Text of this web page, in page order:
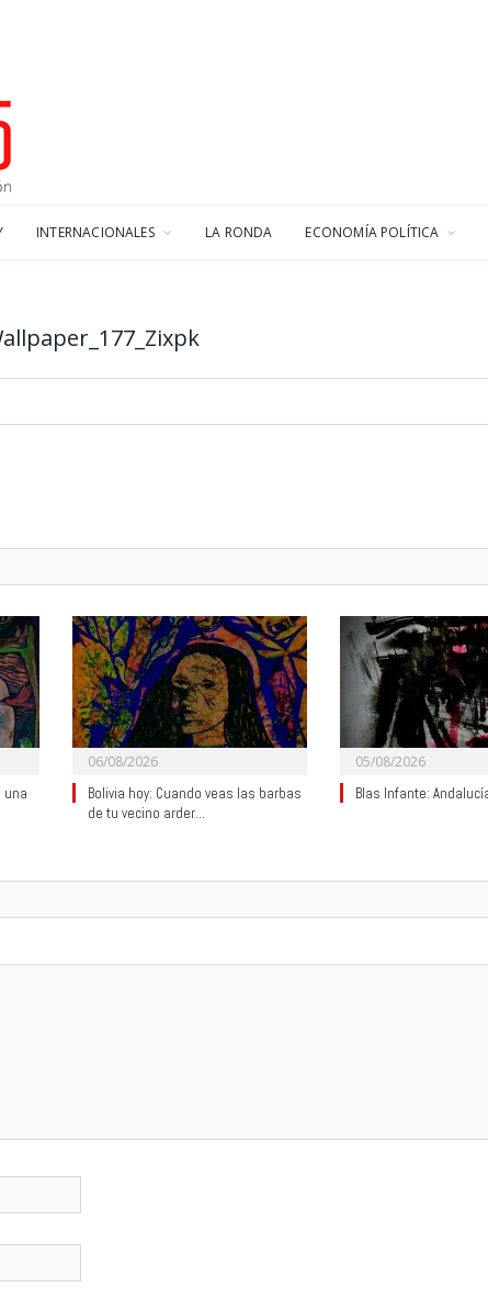
INTERNACIONALES LA RONDA ECONOMÍA POLÍTICA
una
06/08/2026
Bolivia hoy: Cuando veas las barbas
de tu vecino arder…
05/08/2026
Blas Infante: